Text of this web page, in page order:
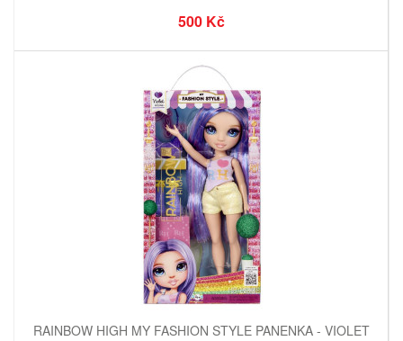
500 Kč
RAINBOW HIGH MY FASHION STYLE PANENKA - VIOLET